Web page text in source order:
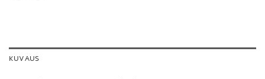
KUVAUS